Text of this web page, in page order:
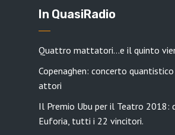
In QuasiRadio
Quattro mattatori…e il quinto
Copenaghen: concerto
attori
Il Premio Ubu per il Teatro 2018:
Euforia, tutti i 22 vincitori.